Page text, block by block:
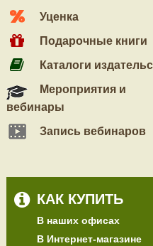
Уценка
Подарочные книги
Каталоги
Мероприятия и
вебинары
Запись вебинаров
КАК КУПИТЬ
В наших офисах
В Интернет-магазине